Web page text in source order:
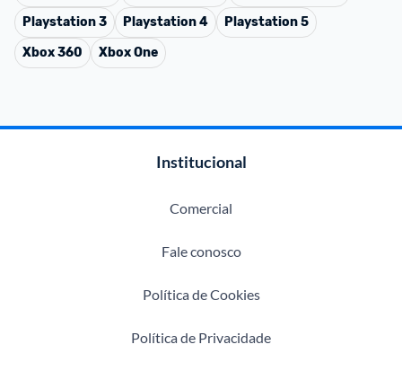
Playstation 3
Playstation 4
Playstation 5
Xbox 360
Xbox One
Institucional
Comercial
Fale conosco
Política de Cookies
Política de Privacidade